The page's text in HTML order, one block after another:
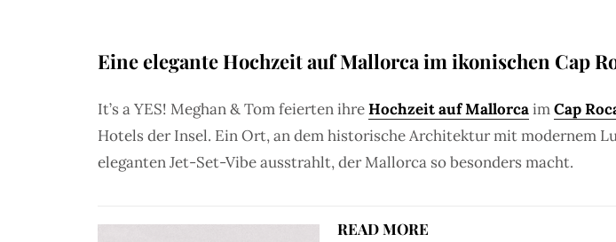
Eine elegante Hochzeit auf Mallorca im ikonischen Cap
It’s a YES! Meghan & Tom feierten ihreHochzeit auf MallorcaimCap
Hotels der Insel. Ein Ort, an dem historische Architektur mit modernem
eleganten Jet-Set-Vibe ausstrahlt, der Mallorca so besonders macht.
READ MORE